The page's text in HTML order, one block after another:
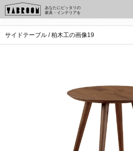
あなたにピッタリの
家具・インテリアを
サイドテーブル / 柏木工の画像19